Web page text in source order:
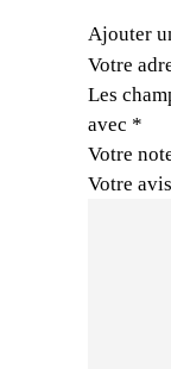
Ajouter
Votre
Les
avec *
Votre
Votre avis